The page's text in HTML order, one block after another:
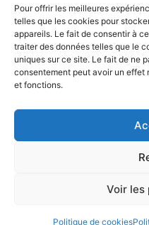
Pour offrir les meilleures
telles que les cookies pour
appareils. Le fait de consentir à
traiter des données telles que le
uniques sur ce site. Le fait de ne
consentement peut avoir un
et fonctions.
Voir les
Politique de cookies
William Sharpe :